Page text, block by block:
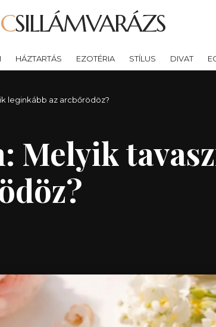
CSILLÁMVARÁZS
HÁZTARTÁS EZOTÉRIA STÍLUS DIVAT
leginkább az arcbőrödöz?
Melyik